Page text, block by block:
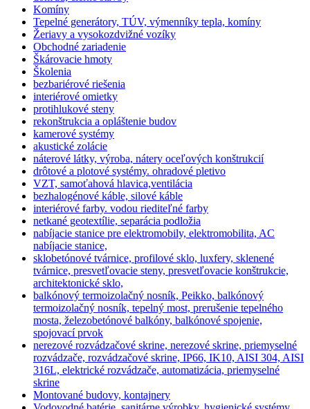
Komíny
Tepelné generátory, TÚV, výmenníky tepla, komíny
Žeriavy a vysokozdvižné vozíky
Obchodné zariadenie
Škárovacie hmoty
Školenia
bezbariérové riešenia
interiérové omietky
protihlukové steny
rekonštrukcia a opláštenie budov
kamerové systémy
akustické zolácie
náterové látky, výroba, nátery oceľových konštrukcií
drôtové a plotové systémy. ohradové pletivo
VZT, samoťahová hlavica,ventilácia
bezhalogénové káble, silové káble
interiérové farby. vodou riediteľné farby
netkané geotextílie, separácia podložia
nabíjacie stanice pre elektromobily, elektromobilita, AC
nabíjacie stanice,
sklobetónové tvárnice, profilové sklo, luxfery, sklenené
tvárnice, presvetľovacie steny, presvetľovacie konštrukcie,
architektonické sklo,
balkónový termoizolačný nosník, Peikko, balkónový
termoizolačný nosník, tepelný most, prerušenie tepelného
mosta, železobetónové balkóny, balkónové spojenie,
spojovací prvok
nerezové rozvádzačové skrine, nerezové skrine, priemyselné
rozvádzače, rozvádzačové skrine, IP66, IK10, AISI 304, AISI
316L, elektrické rozvádzače, automatizácia, priemyselné
skrine
Montované budovy, kontajnery